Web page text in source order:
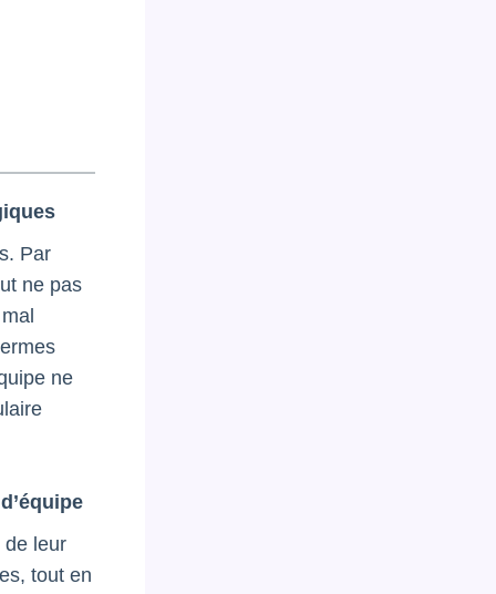
Par
ne pas
ne
de leur
tout en